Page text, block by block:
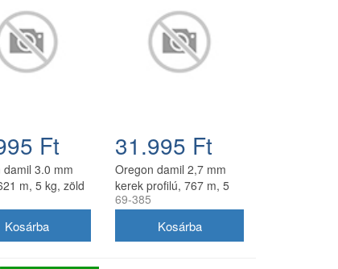
Ft
damil 3.0 mm
m, 5 kg, zöld
31.995 Ft
Oregon damil 2,7 mm
kerek profilú, 767 m, 5
kg, zöld
69-385